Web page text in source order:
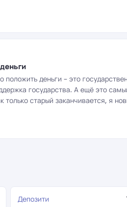
деньги – это
государства. А ещё это
только старый заканчивается, я
Депозити